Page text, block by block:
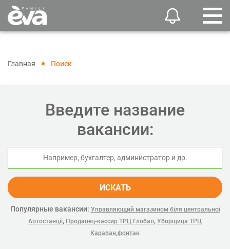
Главная Поиск
Введите название
вакансии:
ИСКАТЬ
Популярные вакансии: Управляющий магазином біля центральної
Автостанції, Продавец-кассир ТРЦ Глобал, Уборщица ТРЦ
Караван,фонтан